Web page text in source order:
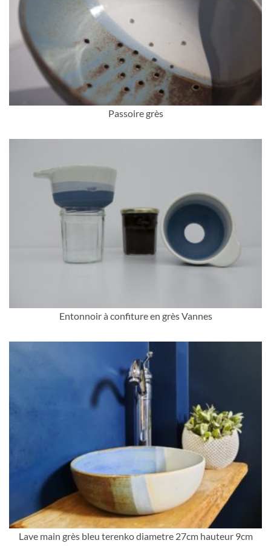
Passoire grès
Entonnoir à confiture en grès Vannes
Lave main grès bleu terenko diametre 27cm hauteur 9cm